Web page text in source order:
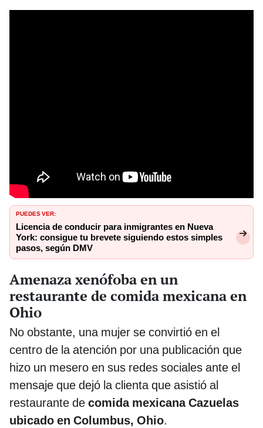
PUEDES VER:
Licencia de conducir para inmigrantes en Nueva
York: consigue tu brevete siguiendo estos simples
pasos, según DMV
Amenaza xenófoba en un
restaurante de comida mexicana en
Ohio
No obstante, una mujer se convirtió en el
centro de la atención por una publicación que
hizo un mesero en sus redes sociales ante el
mensaje que dejó la clienta que asistió al
restaurante de comida mexicana Cazuelas
ubicado en Columbus, Ohio.